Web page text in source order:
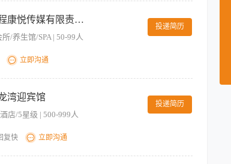
one must be able to flexibly and properly schedule and
make sales calls and sell retail merchandise. Guests and
and maintain the overall cleanliness and orderliness of the
南京悠程康悦传媒有限责任公司
/养生馆/SPA | 50-99人
投递简历
立即沟通
湾迎宾馆
店/5星级 | 500-999人
投递简历
复快 立即沟通